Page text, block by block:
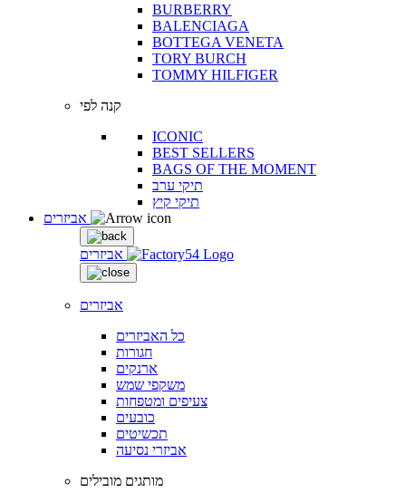
BURBERRY
BALENCIAGA
BOTTEGA VENETA
TORY BURCH
TOMMY HILFIGER
קנה לפי
ICONIC
BEST SELLERS
BAGS OF THE MOMENT
תיקי ערב
תיקי קיץ
אביזרים
אביזרים
כל האביזרים
חגורות
ארנקים
משקפי שמש
צעיפים ומטפחות
כובעים
תכשיטים
אביזרי נסיעה
מותגים מובילים